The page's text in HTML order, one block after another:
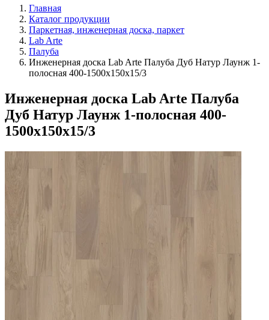
Главная
Каталог продукции
Паркетная, инженерная доска, паркет
Lab Arte
Палуба
Инженерная доска Lab Arte Палуба Дуб Натур Лаунж 1-
полосная 400-1500х150х15/3
Инженерная доска Lab Arte Палуба
Дуб Натур Лаунж 1-полосная 400-
1500х150х15/3